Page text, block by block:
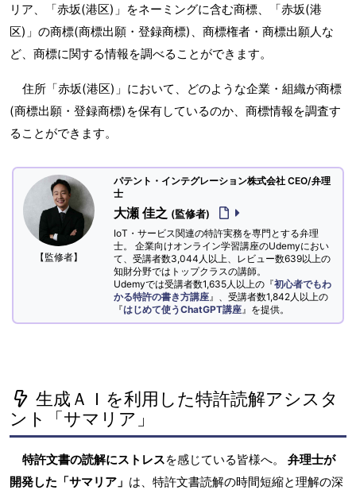
リア、「赤坂(港区)」をネーミングに含む商標、「赤坂(港
区)」の商標(商標出願・登録商標)、商標権者・商標出願人な
ど、商標に関する情報を調べることができます。
住所「赤坂(港区)」において、どのような企業・組織が商標
(商標出願・登録商標)を保有しているのか、商標情報を調査す
ることができます。
【監修者】
パテント・インテグレーション株式会社 CEO/弁理
士
大瀬 佳之 (監修者)
IoT・サービス関連の特許実務を専門とする弁理
士。 企業向けオンライン学習講座のUdemyにおい
て、受講者数3,044人以上、レビュー数639以上の
知財分野ではトップクラスの講師。
Udemyでは受講者数1,635人以上の『初心者でもわ
かる特許の書き方講座 』、受講者数1,842人以上の
『はじめて使うChatGPT講座 』を提供。
生成ＡＩを利用した特許読解アシスタ
ント「サマリア」
特許文書の読解にストレスを感じている皆様へ。 弁理士が
開発した「サマリア」 は、特許文書読解の時間短縮と理解の深